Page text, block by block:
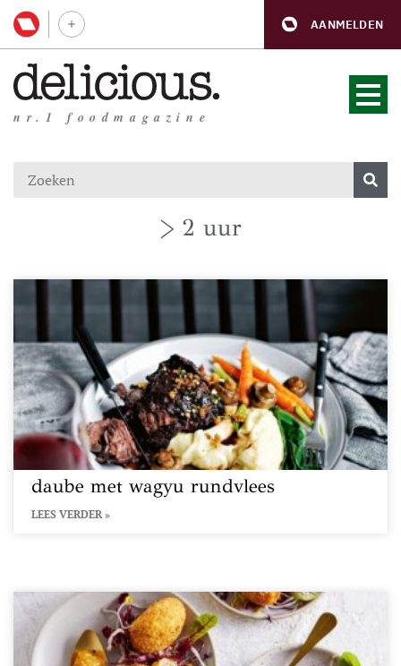
AANMELDEN
nr.1 foodmagazine
> 2 uur
daube met wagyu rundvlees
LEES VERDER »